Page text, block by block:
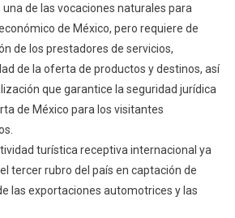
una de las vocaciones naturales para
de México, pero requiere de
de los prestadores de servicios,
de la oferta de productos y destinos, así
que garantice la seguridad jurídica
de México para los visitantes
turística receptiva internacional ya
tercer rubro del país en captación de
las exportaciones automotrices y las